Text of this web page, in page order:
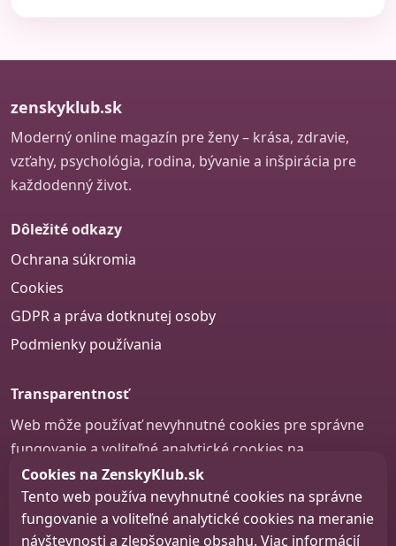
zenskyklub.sk
Moderný online magazín pre ženy – krása, zdravie,
vzťahy, psychológia, rodina, bývanie a inšpirácia pre
každodenný život.
Dôležité odkazy
Ochrana súkromia
Cookies
GDPR a práva dotknutej osoby
Podmienky používania
Transparentnosť
Web môže používať nevyhnutné cookies pre správne
fungovanie a voliteľné analytické cookies na
zlepšovanie obsahu a používateľskej skúsenosti.
Nastavenie cookies
Cookies na ZenskyKlub.sk
Tento web používa nevyhnutné cookies na správne
fungovanie a voliteľné analytické cookies na meranie
návštevnosti a zlepšovanie obsahu. Viac informácií